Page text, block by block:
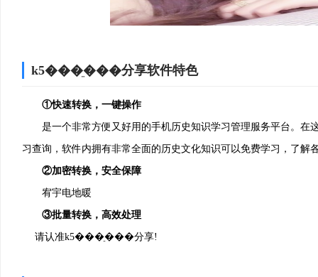
k5���ֵ���分享软件特色
①快速转换，一键操作
是一个非常方便又好用的手机历史知识学习管理服务平台。在
习查询，软件内拥有非常全面的历史文化知识可以免费学习，了解
②加密转换，安全保障
宥宇电地暖
③批量转换，高效处理
请认准k5���ֵ���分享!